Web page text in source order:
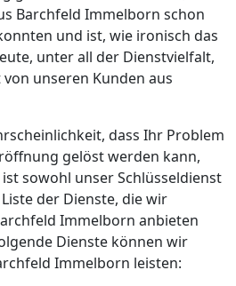
Barchfeld Immelborn schon
und ist, wie ironisch das
unter all der Dienstvielfalt,
unseren Kunden aus
dass Ihr Problem
gelöst werden kann,
sowohl unser Schlüsseldienst
der Dienste, die wir
Immelborn anbieten
Dienste können wir
Immelborn leisten: